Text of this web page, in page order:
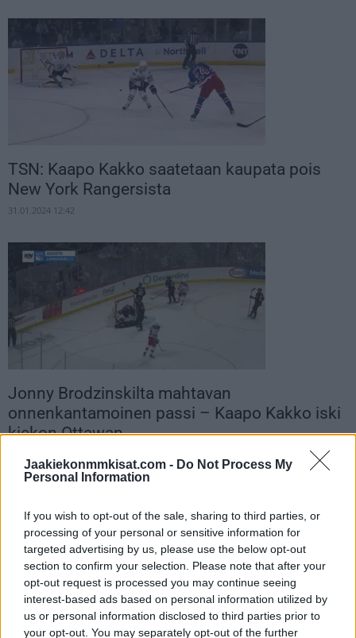
Jaakiekonmmkisat.com - Do Not Process My
Personal Information
If you wish to opt-out of the sale, sharing to third parties, or
processing of your personal or sensitive information for
targeted advertising by us, please use the below opt-out
section to confirm your selection. Please note that after your
opt-out request is processed you may continue seeing
interest-based ads based on personal information utilized by
us or personal information disclosed to third parties prior to
your opt-out. You may separately opt-out of the further
TSN: Kaapo Kakko saatetaan kaupata pois
New York Rangersista
31.01.2024 12:42
Jonny Brodzinskilta mahtavan
onnenkantamoinen passi – Kaapo Kakko iski
kiekon Ottawan...